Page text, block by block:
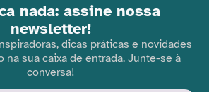
nada: assine nossa
newsletter!
dicas práticas e novidades
na sua caixa de entrada. Junte-se à
conversa!